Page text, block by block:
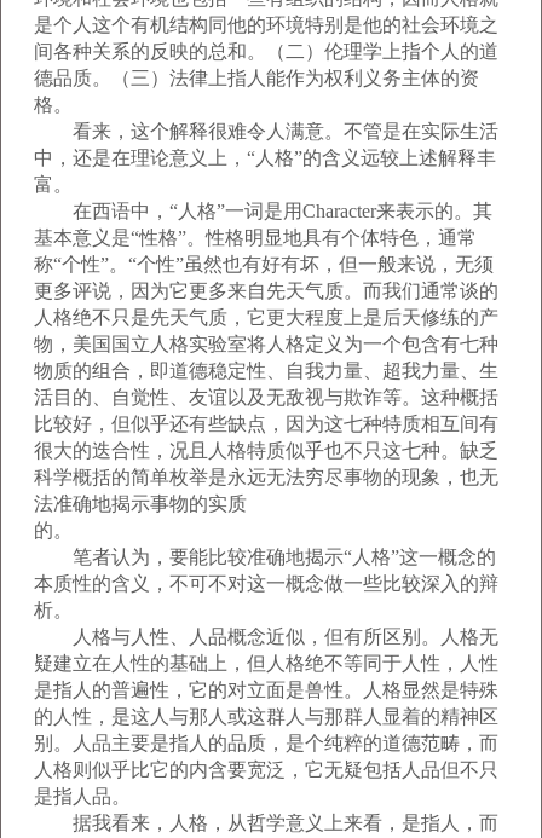
是个人这个有机结构同他的环境特别是他的社会环境之
间各种关系的反映的总和。（二）伦理学上指个人的道
德品质。（三）法律上指人能作为权利义务主体的资
格。
看来，这个解释很难令人满意。不管是在实际生活
中，还是在理论意义上，“人格”的含义远较上述解释丰
富。
在西语中，“人格”一词是用Character来表示的。其
基本意义是“性格”。性格明显地具有个体特色，通常
称“个性”。“个性”虽然也有好有坏，但一般来说，无须
更多评说，因为它更多来自先天气质。而我们通常谈的
人格绝不只是先天气质，它更大程度上是后天修练的产
物，美国国立人格实验室将人格定义为一个包含有七种
物质的组合，即道德稳定性、自我力量、超我力量、生
活目的、自觉性、友谊以及无敌视与欺诈等。这种概括
比较好，但似乎还有些缺点，因为这七种特质相互间有
很大的迭合性，况且人格特质似乎也不只这七种。缺乏
科学概括的简单枚举是永远无法穷尽事物的现象，也无
法准确地揭示事物的实质
的。
笔者认为，要能比较准确地揭示“人格”这一概念的
本质性的含义，不可不对这一概念做一些比较深入的辩
析。
人格与人性、人品概念近似，但有所区别。人格无
疑建立在人性的基础上，但人格绝不等同于人性，人性
是指人的普遍性，它的对立面是兽性。人格显然是特殊
的人性，是这人与那人或这群人与那群人显着的精神区
别。人品主要是指人的品质，是个纯粹的道德范畴，而
人格则似乎比它的内含要宽泛，它无疑包括人品但不只
是指人品。
据我看来，人格，从哲学意义上来看，是指人，而